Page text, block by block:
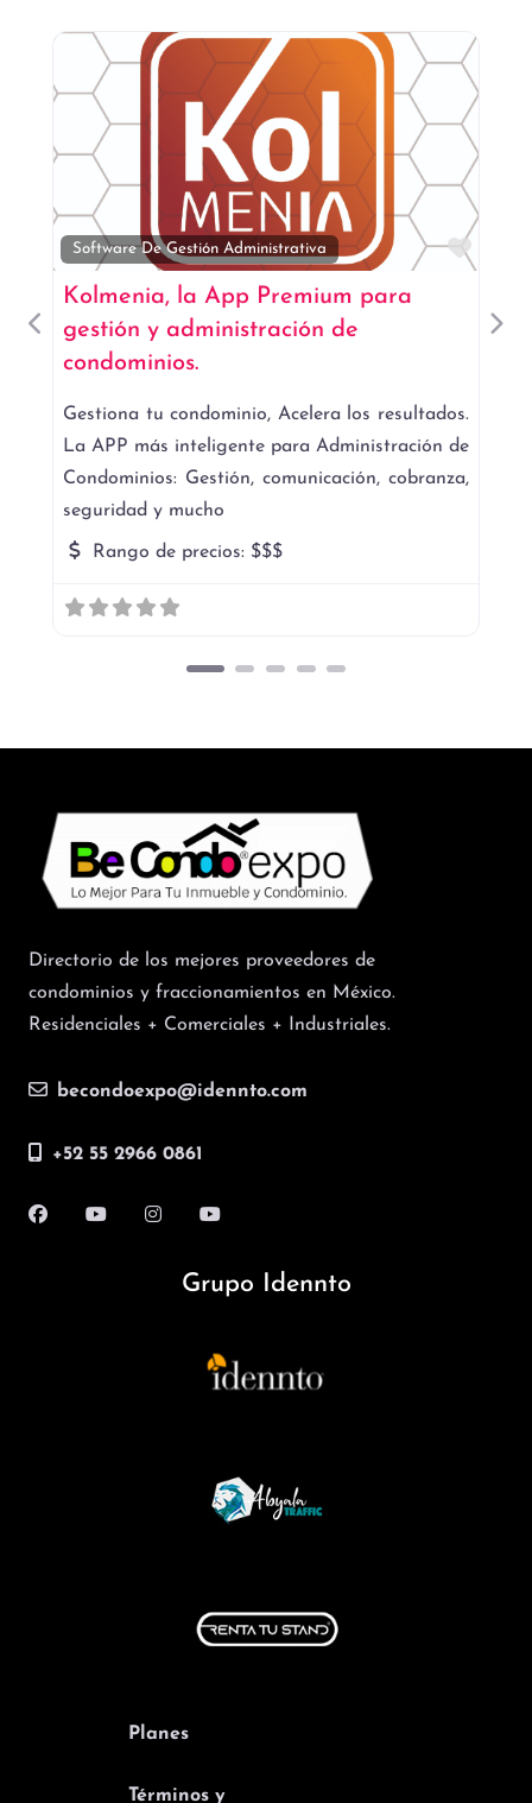
Software De Gestión Administrativa
Kolmenia, la App Premium para
gestión y administración de
condominios.
Gestiona tu condominio, Acelera los resultados.
La APP más inteligente para Administración de
Condominios: Gestión, comunicación, cobranza,
seguridad y mucho
Rango de precios: $$$
Anterior
Directorio de los mejores proveedores de
condominios y fraccionamientos en México.
Residenciales + Comerciales + Industriales.
becondoexpo@idennto.com
+52 55 2966 0861
Grupo Idennto
Planes
Términos y